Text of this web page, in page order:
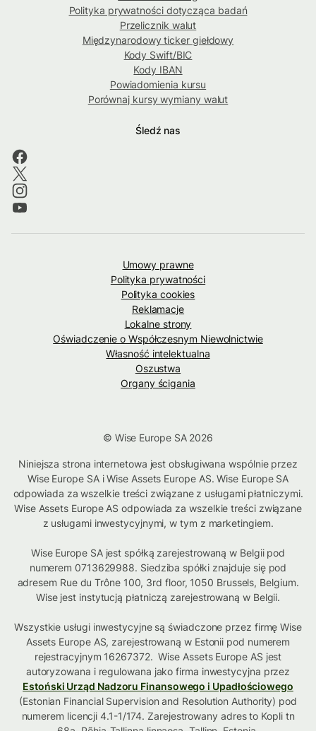
Polityka prywatności dotycząca badań
Przelicznik walut
Międzynarodowy ticker giełdowy
Kody Swift/BIC
Kody IBAN
Powiadomienia kursu
Porównaj kursy wymiany walut
Śledź nas
Umowy prawne
Polityka prywatności
Polityka cookies
Reklamacje
Lokalne strony
Oświadczenie o Współczesnym Niewolnictwie
Własność intelektualna
Oszustwa
Organy ścigania
© Wise Europe SA 2026
Niniejsza strona internetowa jest obsługiwana wspólnie przez
Wise Europe SA i Wise Assets Europe AS. Wise Europe SA
odpowiada za wszelkie treści związane z usługami płatniczymi.
Wise Assets Europe AS odpowiada za wszelkie treści związane
z usługami inwestycyjnymi, w tym z marketingiem.
Wise Europe SA jest spółką zarejestrowaną w Belgii pod
numerem 0713629988. Siedziba spółki znajduje się pod
adresem Rue du Trône 100, 3rd floor, 1050 Brussels, Belgium.
Wise jest instytucją płatniczą zarejestrowaną w Belgii.
Wszystkie usługi inwestycyjne są świadczone przez firmę Wise
Assets Europe AS, zarejestrowaną w Estonii pod numerem
rejestracyjnym 16267372. Wise Assets Europe AS jest
autoryzowana i regulowana jako firma inwestycyjna przez
Estoński Urząd Nadzoru Finansowego i Upadłościowego
(Estonian Financial Supervision and Resolution Authority) pod
numerem licencji 4.1-1/174. Zarejestrowany adres to Kopli tn